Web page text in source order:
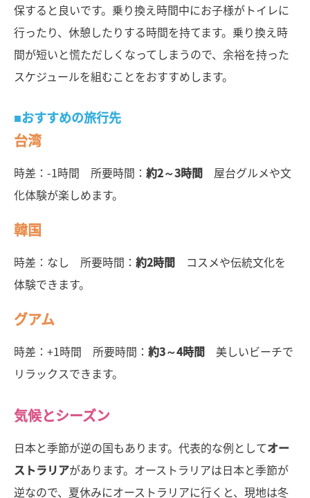
保すると良いです。乗り換え時間中にお子様がトイレに
行ったり、休憩したりする時間を持てます。乗り換え時
間が短いと慌ただしくなってしまうので、余裕を持った
スケジュールを組むことをおすすめします。
■おすすめの旅行先
台湾
時差：-1時間 所要時間： 約2～3時間 屋台グルメや文
化体験が楽しめます。
韓国
時差：なし 所要時間： 約2時間 コスメや伝統文化を
体験できます。
グアム
時差：+1時間 所要時間： 約3～4時間 美しいビーチで
リラックスできます。
気候とシーズン
日本と季節が逆の国もあります。代表的な例としてオー
ストラリアがあります。オーストラリアは日本と季節が
逆なので、夏休みにオーストラリアに行くと、現地は冬